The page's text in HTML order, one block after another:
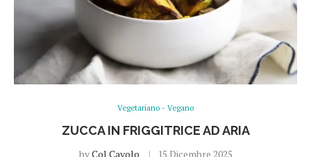
Vegetariano - Vegano
ZUCCA IN FRIGGITRICE AD ARIA
byCol Cavolo 15 Dicembre 2025